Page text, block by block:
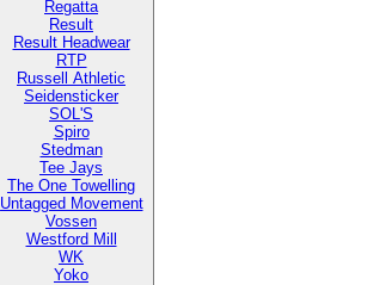
Regatta
Result
Result Headwear
RTP
Russell Athletic
Seidensticker
SOL'S
Spiro
Stedman
Tee Jays
The One Towelling
Untagged Movement
Vossen
Westford Mill
WK
Yoko